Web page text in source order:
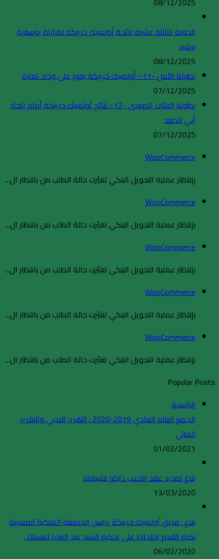
الجولة الثالثة عشرة: لائحة أولمبيك خريبكة لمباراة يوسفية
برشيد
08/12/2025
بطولة الأمل -11-: أولمبيك خريبكة يفوز على وداد تمارة
07/12/2025
بطولة الفئات الصغرى -12-: نتائج أولمبيك خريبكة أمام اتحاد
أبي الجعد
07/12/2025
WooCommerce
بإنتظار عملية التحويل البنكي تغيّرت حالة الطلب من بانتظار ال...
WooCommerce
بإنتظار عملية التحويل البنكي تغيّرت حالة الطلب من بانتظار ال...
WooCommerce
بإنتظار عملية التحويل البنكي تغيّرت حالة الطلب من بانتظار ال...
WooCommerce
بإنتظار عملية التحويل البنكي تغيّرت حالة الطلب من بانتظار ال...
WooCommerce
بإنتظار عملية التحويل البنكي تغيّرت حالة الطلب من بانتظار ال...
Popular Posts
الرئيسية
الجمع العام العادي 2019-2020 : التقرير الادبي والتقرير
المالي
01/02/2021
بلاغ تمديد عقد اللاعب داكو تشيبامبا
13/03/2020
بلاغ : فريق أولمبيك خريبكة يراسل الجامعة الملكية المغربية
لكرة القدم احتجاجا على تحكيم السيد عبد العزيز لمسلك .
06/02/2020